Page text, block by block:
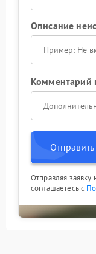
Описание
Комментарий
Отправляя
соглашаетесь с